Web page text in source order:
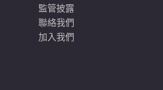
監管披露
聯絡我們
加入我們